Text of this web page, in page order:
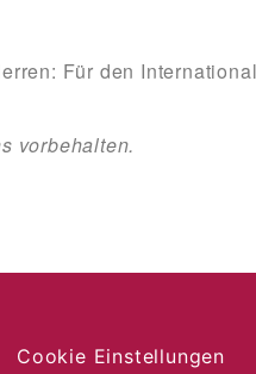
Für den
vorbehalten.
Cookie Einstellungen